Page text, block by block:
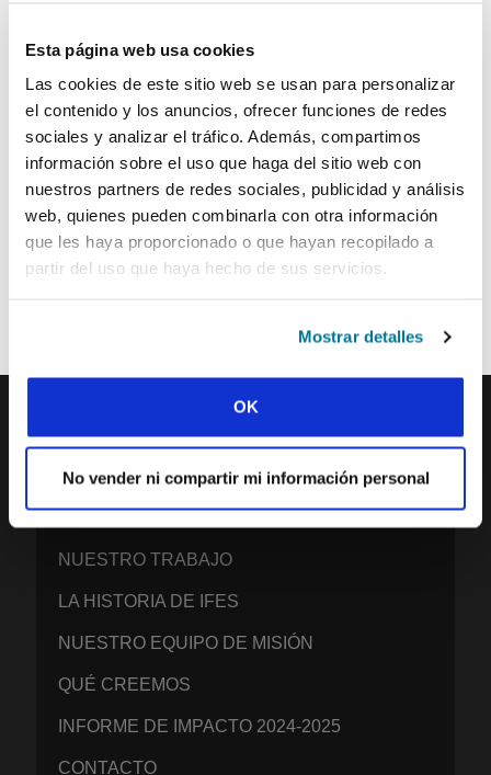
Esta página web usa cookies
Las cookies de este sitio web se usan para personalizar
el contenido y los anuncios, ofrecer funciones de redes
sociales y analizar el tráfico. Además, compartimos
información sobre el uso que haga del sitio web con
nuestros partners de redes sociales, publicidad y análisis
web, quienes pueden combinarla con otra información
que les haya proporcionado o que hayan recopilado a
partir del uso que haya hecho de sus servicios.
Mostrar detalles
OK
No vender ni compartir mi información personal
Correo electrónico:
ENVIAR
Cada semana, IFES envía un breve correo electrónico con historias
de los movimientos estudiantiles y el ministerio de IFES de todo el
¡Nos encantaría que te unieras a nosotros!
IFES · INTERNATIONAL FELLOWSHIP OF
EVANGELICAL STUDENTS
NUESTRO TRABAJO
LA HISTORIA DE IFES
NUESTRO EQUIPO DE MISIÓN
QUÉ CREEMOS
INFORME DE IMPACTO 2024-2025
CONTACTO